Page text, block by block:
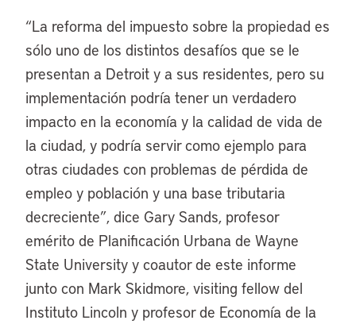
“La reforma del impuesto sobre la propiedad es
sólo uno de los distintos desafíos que se le
presentan a Detroit y a sus residentes, pero su
implementación podría tener un verdadero
impacto en la economía y la calidad de vida de
la ciudad, y podría servir como ejemplo para
otras ciudades con problemas de pérdida de
empleo y población y una base tributaria
decreciente”, dice Gary Sands, profesor
emérito de Planificación Urbana de Wayne
State University y coautor de este informe
junto con Mark Skidmore, visiting fellow del
Instituto Lincoln y profesor de Economía de la